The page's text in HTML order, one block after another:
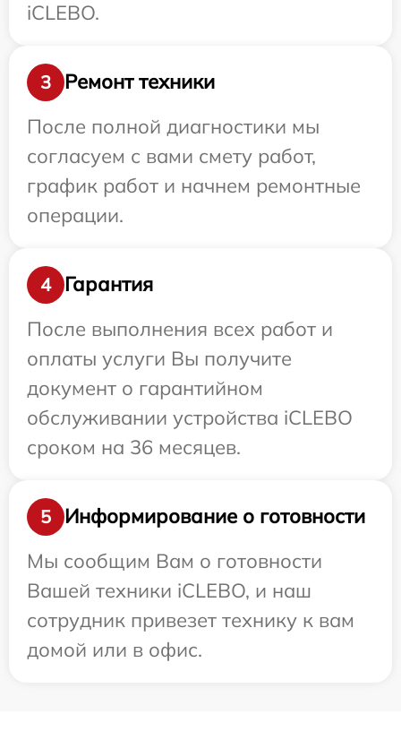
iCLEBO.
3
Ремонт техники
После полной диагностики мы
согласуем с вами смету работ,
график работ и начнем ремонтные
операции.
4
Гарантия
После выполнения всех работ и
оплаты услуги Вы получите
документ о гарантийном
обслуживании устройства iCLEBO
сроком на 36 месяцев.
5
Информирование о готовности
Мы сообщим Вам о готовности
Вашей техники iCLEBO, и наш
сотрудник привезет технику к вам
домой или в офис.